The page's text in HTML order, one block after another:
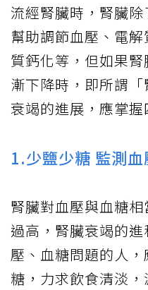
流經腎臟時，腎臟
幫助調節血壓、電
質鈣化等，但如果
漸下降時，即所謂
衰竭的進展，應掌握
1.少鹽少糖 監測
腎臟對血壓與血糖
過高，腎臟衰竭的
壓、血糖問題的人
糖，力求飲食清淡